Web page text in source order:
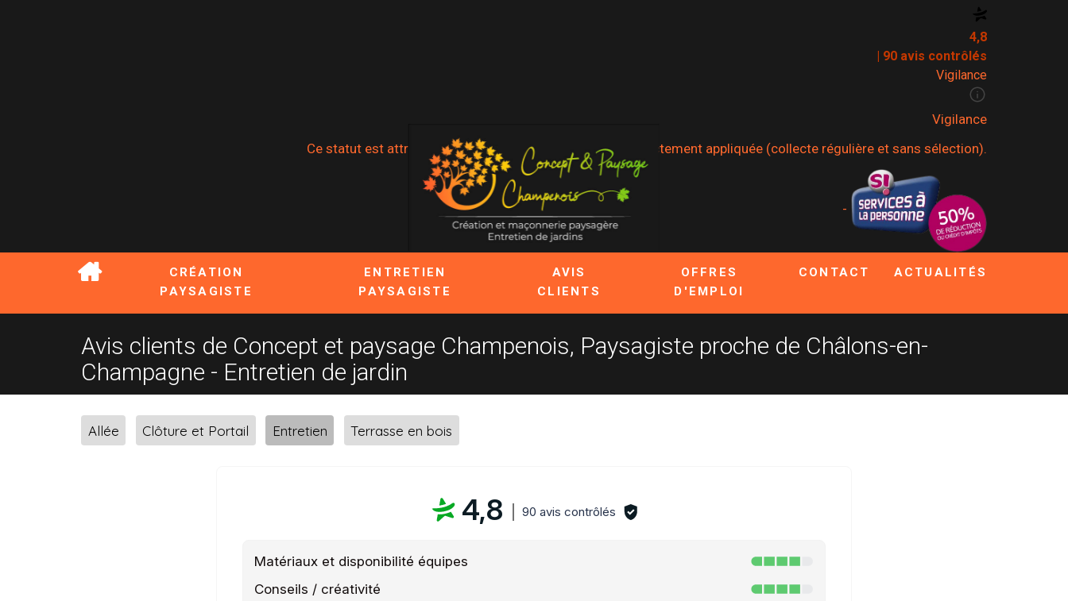
4,8
| 90 avis contrôlés
Vigilance
Vigilance
Ce statut est attribué lorsque notre méthode n'est pas strictement appliquée (collecte régulière et sans sélection).
-
CRÉATION
PAYSAGISTE
ENTRETIEN
PAYSAGISTE
AVIS
CLIENTS
OFFRES
D'EMPLOI
CONTACT ACTUALITÉS
Avis clients de Concept et paysage Champenois, Paysagiste proche de Châlons-en-
Champagne - Entretien de jardin
Allée Clôture et Portail Entretien Terrasse en bois
4,8 90 avis contrôlés
Matériaux et disponibilité équipes
Conseils / créativité